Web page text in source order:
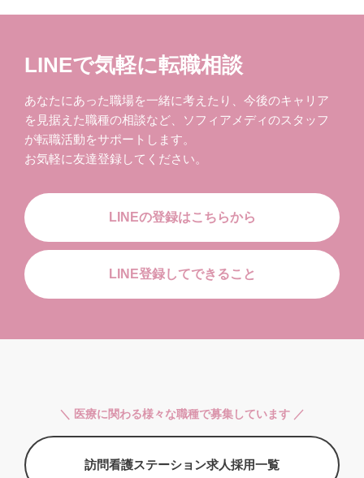
LINEで気軽に転職相談
あなたにあった職場を一緒に考えたり、今後のキャリア
を見据えた職種の相談など、ソフィアメディのスタッフ
が転職活動をサポートします。
お気軽に友達登録してください。
LINEの登録はこちらから
LINE登録してできること
＼ 医療に関わる様々な職種で募集しています ／
訪問看護ステーション求人採用一覧